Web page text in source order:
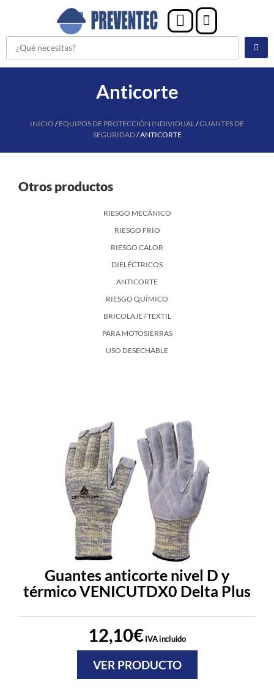
Anticorte
INICIO /EQUIPOS DE PROTECCIÓN INDIVIDUAL /GUANTES DE
SEGURIDAD/ ANTICORTE
Otros productos
RIESGO MECÁNICO
RIESGO FRÍO
RIESGO CALOR
DIELÉCTRICOS
ANTICORTE
RIESGO QUÍMICO
BRICOLAJE / TEXTIL
PARA MOTOSIERRAS
USO DESECHABLE
Guantes anticorte nivel D y
térmico VENICUTDX0 Delta Plus
12,10€IVA incluido
VER PRODUCTO